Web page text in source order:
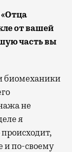
от вашей
часть вы
биомеханики
не
я
и по-своему